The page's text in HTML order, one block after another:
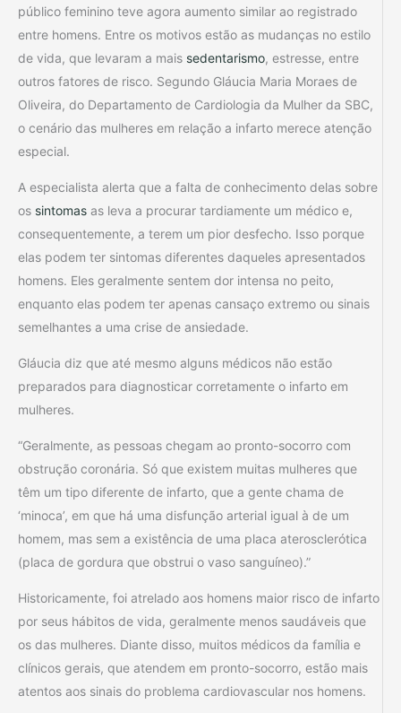
público feminino teve agora aumento similar ao registrado
entre homens. Entre os motivos estão as mudanças no estilo
de vida, que levaram a mais sedentarismo, estresse, entre
outros fatores de risco. Segundo Gláucia Maria Moraes de
Oliveira, do Departamento de Cardiologia da Mulher da SBC,
o cenário das mulheres em relação a infarto merece atenção
especial.
A especialista alerta que a falta de conhecimento delas sobre
os sintomas as leva a procurar tardiamente um médico e,
consequentemente, a terem um pior desfecho. Isso porque
elas podem ter sintomas diferentes daqueles apresentados
homens. Eles geralmente sentem dor intensa no peito,
enquanto elas podem ter apenas cansaço extremo ou sinais
semelhantes a uma crise de ansiedade.
Gláucia diz que até mesmo alguns médicos não estão
preparados para diagnosticar corretamente o infarto em
mulheres.
“Geralmente, as pessoas chegam ao pronto-socorro com
obstrução coronária. Só que existem muitas mulheres que
têm um tipo diferente de infarto, que a gente chama de
‘minoca’, em que há uma disfunção arterial igual à de um
homem, mas sem a existência de uma placa aterosclerótica
(placa de gordura que obstrui o vaso sanguíneo).”
Historicamente, foi atrelado aos homens maior risco de infarto
por seus hábitos de vida, geralmente menos saudáveis que
os das mulheres. Diante disso, muitos médicos da família e
clínicos gerais, que atendem em pronto-socorro, estão mais
atentos aos sinais do problema cardiovascular nos homens.